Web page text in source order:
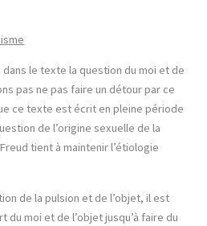
le texte la question du moi et de
pas ne pas faire un détour par ce
ce texte est écrit en pleine période
de l’origine sexuelle de la
tient à maintenir l’étiologie
de la pulsion et de l’objet, il est
du moi et de l’objet jusqu’à faire du